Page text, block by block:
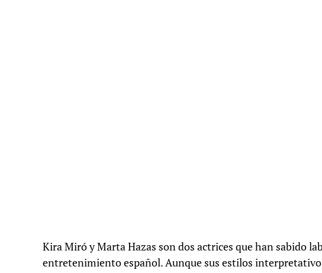
Kira Miró y Marta Hazas son dos actrices que han sabido
entretenimiento español. Aunque sus estilos